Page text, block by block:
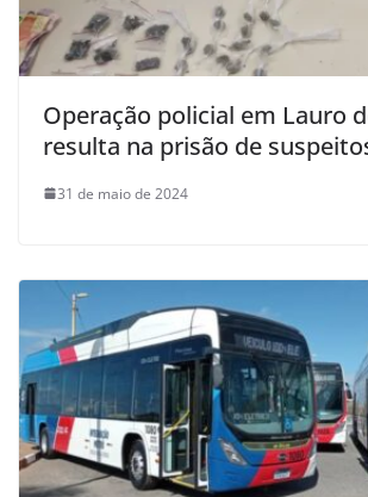
Operação policial em Lauro
resulta na prisão de
31 de maio de 2024